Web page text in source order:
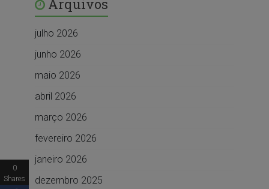
Arquivos
julho 2026
junho 2026
maio 2026
abril 2026
março 2026
fevereiro 2026
janeiro 2026
dezembro 2025
0
Shares